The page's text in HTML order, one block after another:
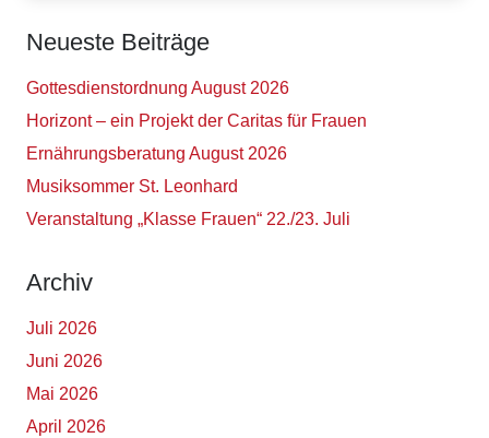
Neueste Beiträge
Gottesdienstordnung August 2026
Horizont – ein Projekt der Caritas für Frauen
Ernährungsberatung August 2026
Musiksommer St. Leonhard
Veranstaltung „Klasse Frauen“ 22./23. Juli
Archiv
Juli 2026
Juni 2026
Mai 2026
April 2026